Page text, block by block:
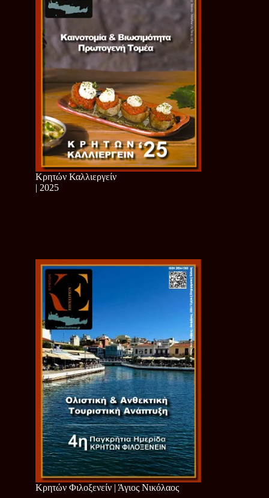
Κρητών Καλλιεργείν
| 2025
Κρητών Φιλοξενείν | Άγιος Νικόλαος